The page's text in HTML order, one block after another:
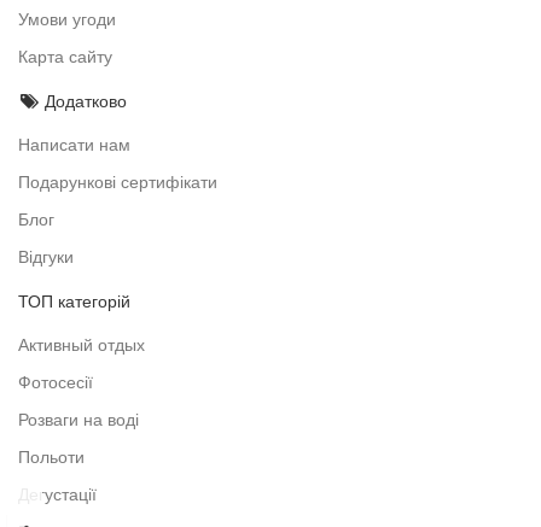
Умови угоди
Карта сайту
Додатково
Написати нам
Подарункові сертифікати
Блог
Відгуки
ТОП категорій
Активный отдых
Фотосесії
Розваги на воді
Польоти
Дегустації